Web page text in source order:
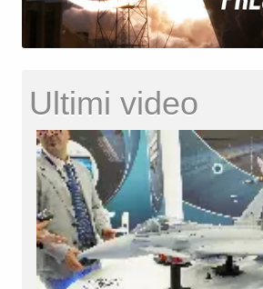
Ultimi video